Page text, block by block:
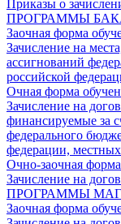
Приказы о
ПРОГРАММЫ
Заочная форма
Зачисление на
ассигнований
российской
Очная форма
Зачисление на
финансируемые за
федерального
федерации,
Очно-заочная
Зачисление на
ПРОГРАММЫ
Заочная форма